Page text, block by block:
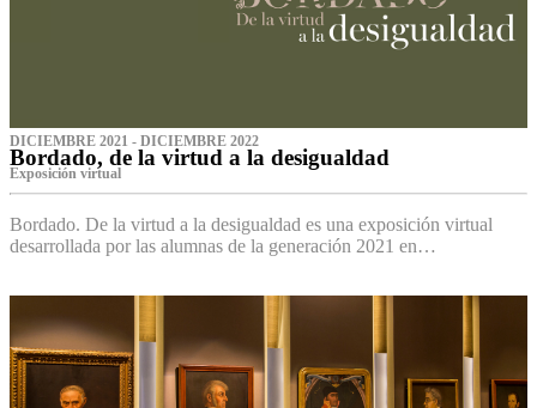
DICIEMBRE 2021 - DICIEMBRE 2022
Bordado, de la virtud a la desigualdad
Exposición virtual‌
Bordado. De la virtud a la desigualdad es una exposición virtual
desarrollada por las alumnas de la generación 2021 en…